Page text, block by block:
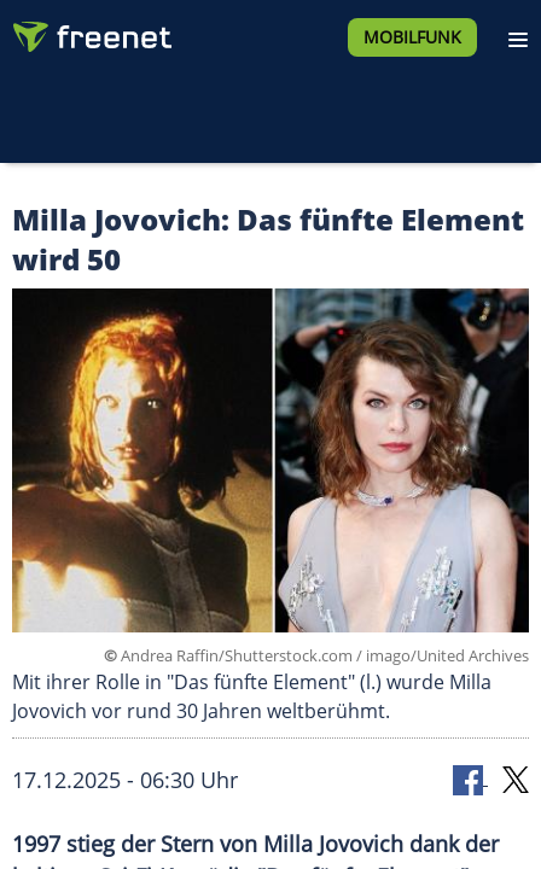
MOBILFUNK
Milla Jovovich: Das fünfte Element
wird 50
©Andrea Raffin/Shutterstock.com / imago/United Archives
Mit ihrer Rolle in "Das fünfte Element" (l.) wurde Milla
Jovovich vor rund 30 Jahren weltberühmt.
17.12.2025 - 06:30 Uhr
1997 stieg der Stern von Milla Jovovich dank der